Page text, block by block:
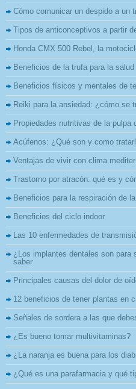
Cómo comunicar un despido a un
Tipos de anticonceptivos a partir
Honda CMX 500 Rebel, la
Beneficios de la trufa para la salud
Beneficios físicos y mentales de
Reiki para la ansiedad: ¿cómo se
Propiedades nutritivas de la pulpa
Acúfenos: ¿Qué son y como
Ventajas de vivir con clima
Trastorno por atracón: qué es y
Beneficios para la respiración de
Beneficios del ciclo indoor
Las 10 enfermedades de
¿Los implantes dentales son para
saber
Principales causas del dolor de
12 beneficios de tener plantas en
Señales de sordera a las que
¿Es bueno tomar multivitaminas?
¿La naranja es buena para los
¿Qué es una parafarmacia y qué